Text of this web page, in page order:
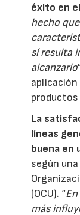
éxito en
hecho
sí resulta
alcanzarlo
aplicación
La
líneas
buena en
según
(OCU). “
más